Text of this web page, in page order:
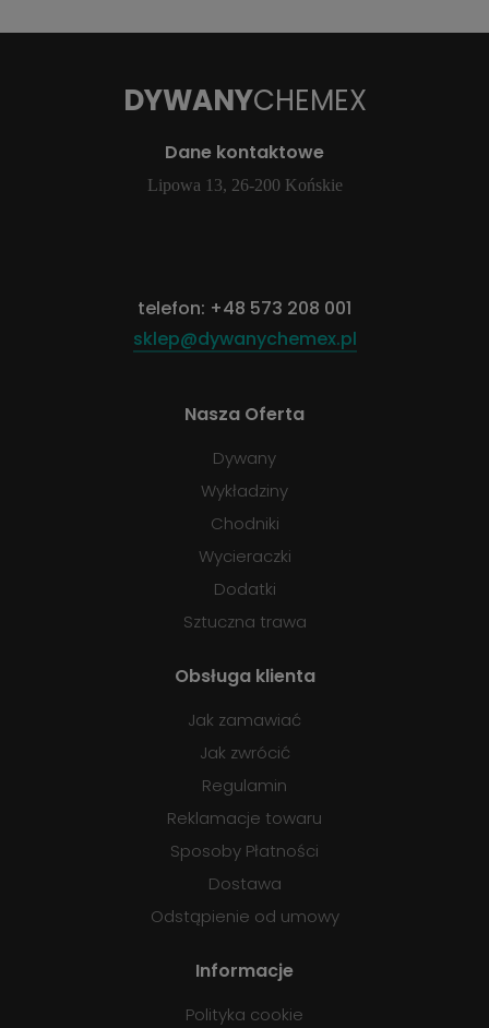
DYWANYCHEMEX
Dane kontaktowe
Lipowa 13, 26-200 Końskie
telefon: +48 573 208 001
sklep@dywanychemex.pl
Nasza Oferta
Dywany
Wykładziny
Chodniki
Wycieraczki
Dodatki
Sztuczna trawa
Obsługa klienta
Jak zamawiać
Jak zwrócić
Regulamin
Reklamacje towaru
Sposoby Płatności
Dostawa
Odstąpienie od umowy
Informacje
Polityka cookie